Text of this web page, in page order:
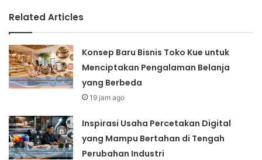
Related Articles
Konsep Baru Bisnis Toko Kue untuk
Menciptakan Pengalaman Belanja
yang Berbeda
19 jam ago
Inspirasi Usaha Percetakan Digital
yang Mampu Bertahan di Tengah
Perubahan Industri